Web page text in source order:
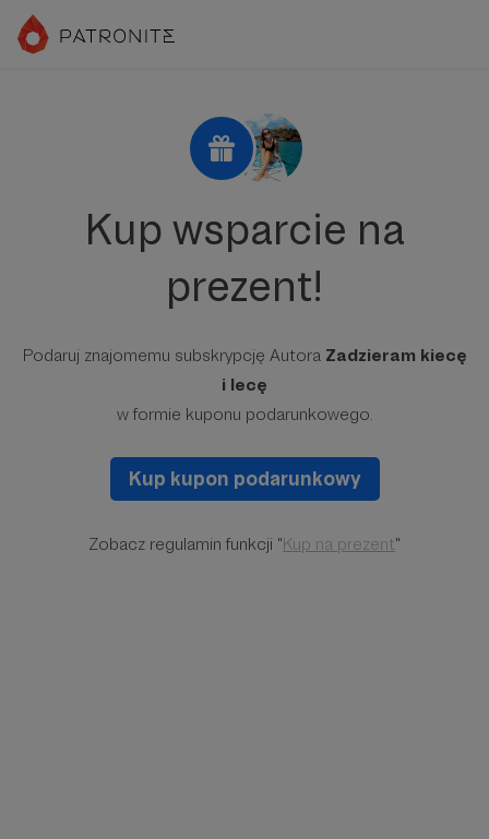
Kup wsparcie na
prezent!
Podaruj znajomemu subskrypcję Autora Zadzieram kiecę
i lecę
w formie kuponu podarunkowego.
Kup kupon podarunkowy
Zobacz regulamin funkcji "Kup na prezent"